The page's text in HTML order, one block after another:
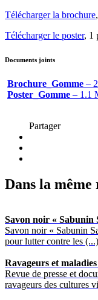
Télécharger la brochure
Télécharger le poster, 1
Documents joints
Brochure_Gomme –
Poster_Gomme – 1.1
Partager
Dans la
Savon noir « Sabunin
Savon noir « Sabunin
pour lutter contre les (...)
Ravageurs et
Revue de presse et
ravageurs des cultures